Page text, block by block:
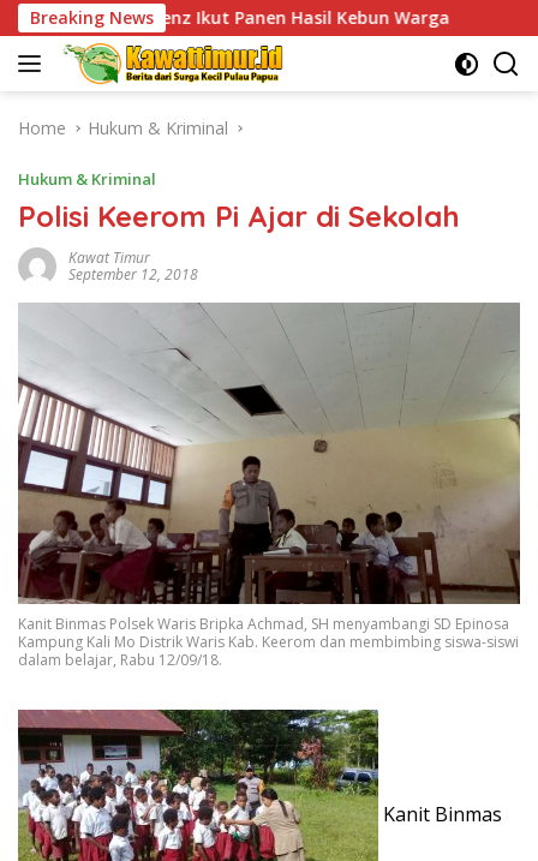
Skip
to
content
Breaking News
Ikut Panen Hasil Kebun Warga TPNPB Kodap
Home Hukum & Kriminal
Hukum & Kriminal
Polisi Keerom Pi Ajar di Sekolah
Kawat Timur
September 12, 2018
Kanit Binmas Polsek Waris Bripka Achmad, SH menyambangi SD Epinosa
Kampung Kali Mo Distrik Waris Kab. Keerom dan membimbing siswa-siswi
dalam belajar, Rabu 12/09/18.
Kanit Binmas